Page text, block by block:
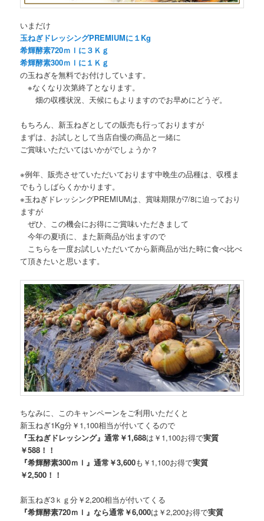
いまだけ
玉ねぎドレッシングPREMIUMに１Kg
希輝酵素720ｍｌに３Ｋｇ
希輝酵素300ｍｌに１Ｋｇ
の玉ねぎを無料でお付けしています。
※なくなり次第終了となります。
畑の収穫状況、天候にもよりますのでお早めにどうぞ。
もちろん、新玉ねぎとしての販売も行っておりますが
まずは、お試しとして当店自慢の商品と一緒に
ご賞味いただいてはいかがでしょうか？
※例年、販売させていただいております中晩生の品種は、収穫ま
でもうしばらくかかります。
※玉ねぎドレッシングPREMIUMは、賞味期限が7/8に迫っており
ますが
ぜひ、この機会にお得にご賞味いただきまして
今年の夏頃に、また新商品が出ますので
こちらを一度お試しいただいてから新商品が出た時に食べ比べ
て頂きたいと思います。
ちなみに、このキャンペーンをご利用いただくと
新玉ねぎ1Kg分￥1,100相当が付いてくるので
『玉ねぎドレッシング』通常￥1,688は￥1,100お得で実質
￥588！！
『希輝酵素300ｍｌ』通常￥3,600も￥1,100お得で実質
￥2,500！！
新玉ねぎ3ｋｇ分￥2,200相当が付いてくる
『希輝酵素720ｍｌ』なら通常￥6,000は￥2,200お得で実質